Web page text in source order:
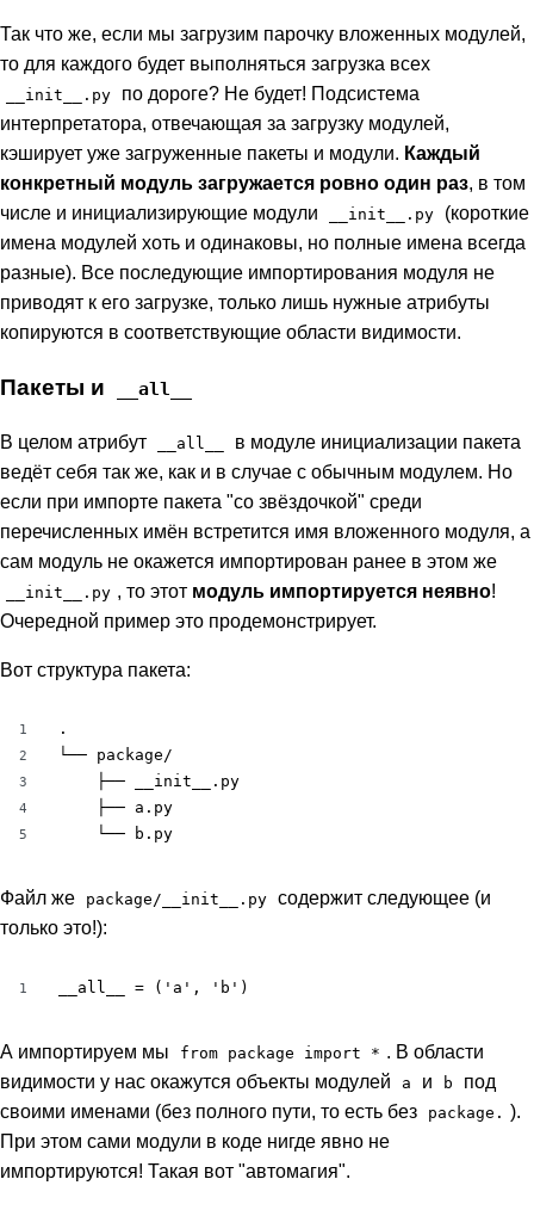
Так что же, если мы загрузим парочку вложенных модулей,
то для каждого будет выполняться загрузка всех
__init__.py
по дороге? Не будет! Подсистема
интерпретатора, отвечающая за загрузку модулей,
кэширует уже загруженные пакеты и модули. Каждый
конкретный модуль загружается ровно один раз, в том
числе и инициализирующие модули
__init__.py
(короткие
имена модулей хоть и одинаковы, но полные имена всегда
разные). Все последующие импортирования модуля не
приводят к его загрузке, только лишь нужные атрибуты
копируются в соответствующие области видимости.
Пакеты и __all__
В целом атрибут __all__
в модуле инициализации пакета
ведёт себя так же, как и в случае с обычным модулем. Но
если при импорте пакета "со звёздочкой" среди
перечисленных имён встретится имя вложенного модуля, а
сам модуль не окажется импортирован ранее в этом же
__init__.py , то этот модуль импортируется неявно!
Очередной пример это продемонстрирует.
Вот структура пакета:
1
2
3
4
5
.
└── package/
    ├── __init__.py
    ├── a.py
    └── b.py
Файл же package/__init__.py содержит следующее (и
только это!):
1 __all__ = ('a', 'b')
А импортируем мы from package import *
. В области
видимости у нас окажутся объекты модулей
a и b
под
своими именами (без полного пути, то есть без
package. ).
При этом сами модули в коде нигде явно не
импортируются! Такая вот "автомагия".